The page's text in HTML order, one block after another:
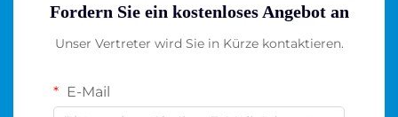
Fordern Sie ein kostenloses Angebot an
Unser Vertreter wird Sie in Kürze kontaktieren.
E-Mail